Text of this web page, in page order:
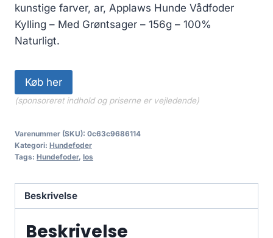
kunstige farver, ar, Applaws Hunde Vådfoder
Kylling – Med Grøntsager – 156g – 100%
Naturligt.
Køb her
(sponsoreret indhold og priserne er vejledende)
Varenummer (SKU): 0c63c9686114
Kategori: Hundefoder
Tags: Hundefoder, los
Beskrivelse
Beskrivelse